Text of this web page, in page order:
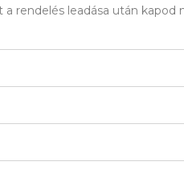
rendelés leadása után kapod